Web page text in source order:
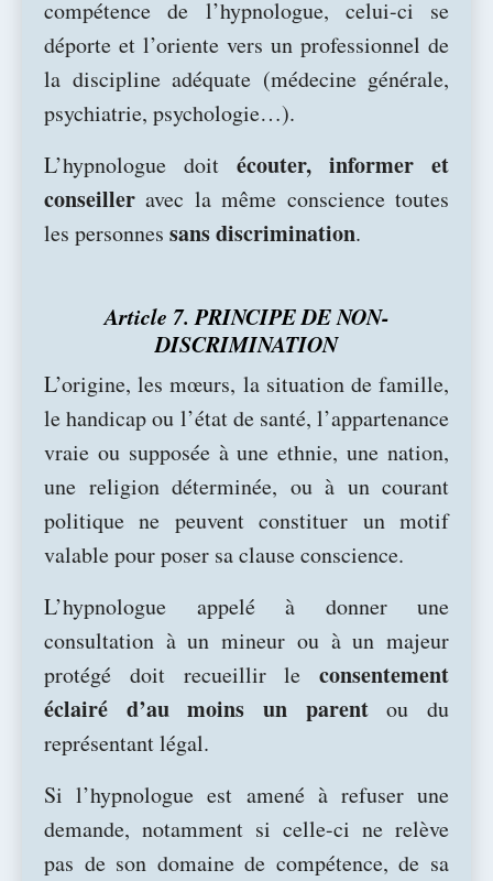
compétence de l’hypnologue, celui-ci se
déporte et l’oriente vers un professionnel de
la discipline adéquate (médecine générale,
psychiatrie, psychologie…).
L’hypnologue doit écouter, informer et
conseiller avec la même conscience toutes
les personnes sans discrimination.
Article 7. PRINCIPE DE NON-
DISCRIMINATION
L’origine, les mœurs, la situation de famille,
le handicap ou l’état de santé, l’appartenance
vraie ou supposée à une ethnie, une nation,
une religion déterminée, ou à un courant
politique ne peuvent constituer un motif
valable pour poser sa clause conscience.
L’hypnologue appelé à donner une
consultation à un mineur ou à un majeur
protégé doit recueillir le consentement
éclairé d’au moins un parentou du
représentant légal.
Si l’hypnologue est amené à refuser une
demande, notamment si celle-ci ne relève
pas de son domaine de compétence, de sa